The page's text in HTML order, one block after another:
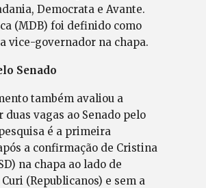
Democrata e Avante.
(MDB) foi definido como
vice-governador na chapa.
Senado
também avaliou a
duas vagas ao Senado pelo
é a primeira
a confirmação de Cristina
na chapa ao lado de
(Republicanos) e sem a